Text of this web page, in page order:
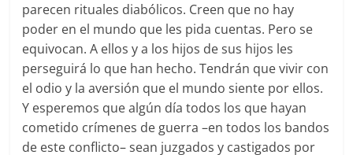
parecen rituales diabólicos. Creen que no hay
poder en el mundo que les pida cuentas. Pero se
equivocan. A ellos y a los hijos de sus hijos les
perseguirá lo que han hecho. Tendrán que vivir con
el odio y la aversión que el mundo siente por ellos.
Y esperemos que algún día todos los que hayan
cometido crímenes de guerra –en todos los bandos
de este conflicto– sean juzgados y castigados por